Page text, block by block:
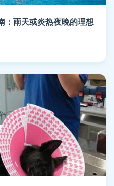
：雨天或炎热夜晚的理想